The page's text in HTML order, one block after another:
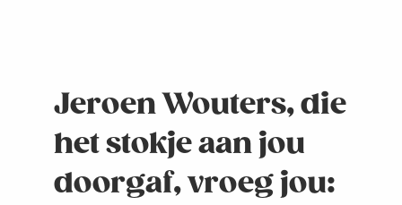
Jeroen Wouters, die
het stokje aan jou
doorgaf, vroeg jou: